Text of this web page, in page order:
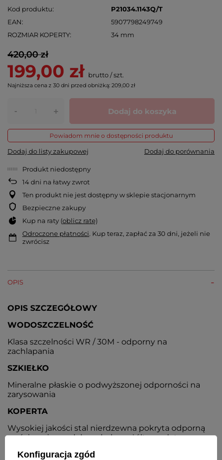
Kod produktu
P21034.1143Q/T
EAN
5907798249749
ROZMIAR KOPERTY
34 mm
420,00 zł
199,00 zł brutto/szt.
Najniższa cena z 30 dni przed obniżką: 209,00 zł
- + Dodaj do koszyka
Powiadom mnie o dostępności produktu
Dodaj do listy zakupowej Dodaj do porównania
Produkt niedostępny
14dni na łatwy zwrot
Ten produkt nie jest dostępny w sklepie stacjonarnym
Bezpieczne zakupy
Kup na raty (oblicz ratę)
Odroczone płatności. Kup teraz, zapłać za 30 dni, jeżeli nie
zwrócisz
OPIS
OPIS SZCZEGÓŁOWY
WODOSZCZELNOŚĆ
Klasa szczelności WR / 30M - odporny na
zachlapania
SZKIEŁKO
Mineralne płaskie o podwyższonej odporności na
zarysowania
KOPERTA
Wysokiej jakości stal nierdzewna pokryta odporną
na ścieranie powłoką w kolorze żółtego złota
TARCZA
Konfiguracja zgód